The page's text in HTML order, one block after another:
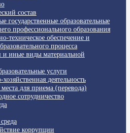
состав
государственные образовательные
профессионального образования
техническое обеспечение и
процесса
и иные виды материальной
услуги
деятельность
для приема (перевода)
сотрудничество
коррупции